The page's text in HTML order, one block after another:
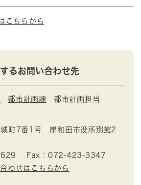
こちらから
るお問い合わせ先
都市計画課 都市計画担当
城町7番1号 岸和田市役所別館2
Fax：072-423-3347
わせはこちらから